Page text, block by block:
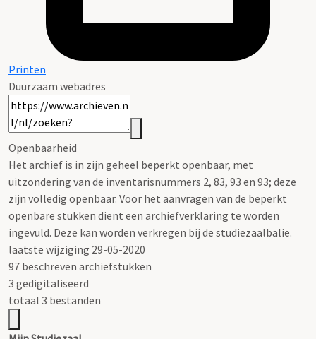
Printen
Duurzaam webadres
Openbaarheid
Het archief is in zijn geheel beperkt openbaar, met
uitzondering van de inventarisnummers 2, 83, 93 en 93; deze
zijn volledig openbaar. Voor het aanvragen van de beperkt
openbare stukken dient een archiefverklaring te worden
ingevuld. Deze kan worden verkregen bij de studiezaalbalie.
laatste wijziging 29-05-2020
97 beschreven archiefstukken
3 gedigitaliseerd
totaal 3 bestanden